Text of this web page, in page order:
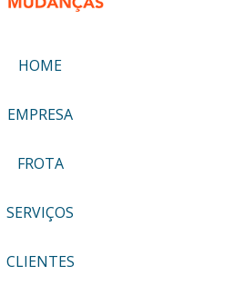
HOME
EMPRESA
FROTA
SERVIÇOS
CLIENTES